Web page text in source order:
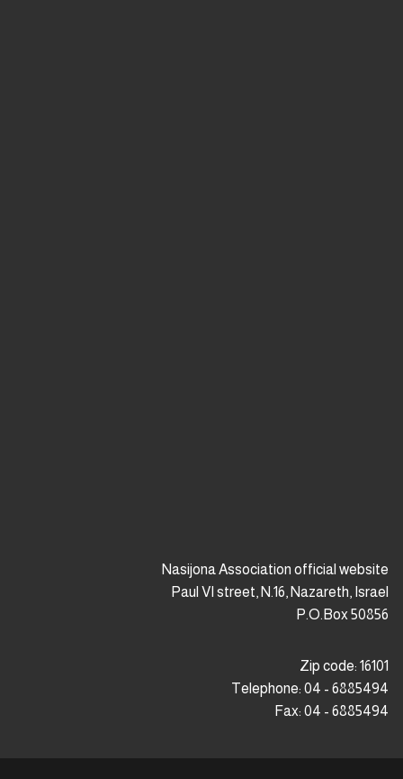
Nasijona Association official website
Paul VI street, N.16, Nazareth, Israel
P.O.Box 50856
Zip code: 16101
Telephone: 04 - 6885494
Fax: 04 - 6885494